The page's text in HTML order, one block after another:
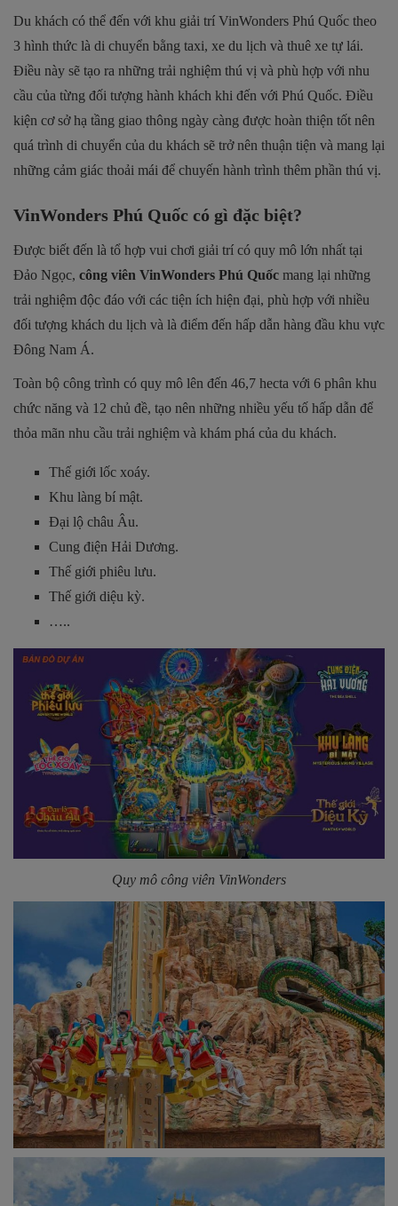
Du khách có thể đến với khu giải trí VinWonders Phú Quốc theo
3 hình thức là di chuyển bằng taxi, xe du lịch và thuê xe tự lái.
Điều này sẽ tạo ra những trải nghiệm thú vị và phù hợp với nhu
cầu của từng đối tượng hành khách khi đến với Phú Quốc. Điều
kiện cơ sở hạ tầng giao thông ngày càng được hoàn thiện tốt nên
quá trình di chuyển của du khách sẽ trở nên thuận tiện và mang lại
những cảm giác thoải mái để chuyến hành trình thêm phần thú vị.
VinWonders Phú Quốc có gì đặc biệt?
Được biết đến là tổ hợp vui chơi giải trí có quy mô lớn nhất tại
Đảo Ngọc, công viên VinWonders Phú Quốc mang lại những
trải nghiệm độc đáo với các tiện ích hiện đại, phù hợp với nhiều
đối tượng khách du lịch và là điểm đến hấp dẫn hàng đầu khu vực
Đông Nam Á.
Toàn bộ công trình có quy mô lên đến 46,7 hecta với 6 phân khu
chức năng và 12 chủ đề, tạo nên những nhiều yếu tố hấp dẫn để
thỏa mãn nhu cầu trải nghiệm và khám phá của du khách.
Thế giới lốc xoáy.
Khu làng bí mật.
Đại lộ châu Âu.
Cung điện Hải Dương.
Thế giới phiêu lưu.
Thế giới diệu kỳ.
…..
Quy mô công viên VinWonders